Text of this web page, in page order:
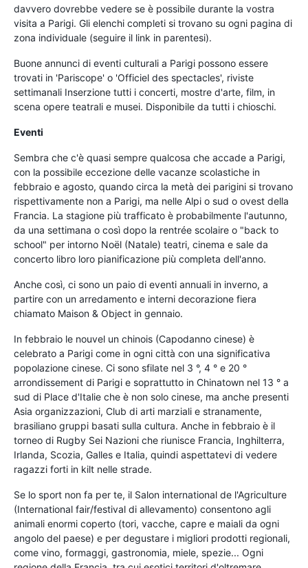
davvero dovrebbe vedere se è possibile durante la vostra
visita a Parigi. Gli elenchi completi si trovano su ogni pagina di
zona individuale (seguire il link in parentesi).
Buone annunci di eventi culturali a Parigi possono essere
trovati in 'Pariscope' o 'Officiel des spectacles', riviste
settimanali Inserzione tutti i concerti, mostre d'arte, film, in
scena opere teatrali e musei. Disponibile da tutti i chioschi.
Eventi
Sembra che c'è quasi sempre qualcosa che accade a Parigi,
con la possibile eccezione delle vacanze scolastiche in
febbraio e agosto, quando circa la metà dei parigini si trovano
rispettivamente non a Parigi, ma nelle Alpi o sud o ovest della
Francia. La stagione più trafficato è probabilmente l'autunno,
da una settimana o così dopo la rentrée scolaire o "back to
school" per intorno Noël (Natale) teatri, cinema e sale da
concerto libro loro pianificazione più completa dell'anno.
Anche così, ci sono un paio di eventi annuali in inverno, a
partire con un arredamento e interni decorazione fiera
chiamato Maison & Object in gennaio.
In febbraio le nouvel un chinois (Capodanno cinese) è
celebrato a Parigi come in ogni città con una significativa
popolazione cinese. Ci sono sfilate nel 3 °, 4 ° e 20 °
arrondissement di Parigi e soprattutto in Chinatown nel 13 ° a
sud di Place d'Italie che è non solo cinese, ma anche presenti
Asia organizzazioni, Club di arti marziali e stranamente,
brasiliano gruppi basati sulla cultura. Anche in febbraio è il
torneo di Rugby Sei Nazioni che riunisce Francia, Inghilterra,
Irlanda, Scozia, Galles e Italia, quindi aspettatevi di vedere
ragazzi forti in kilt nelle strade.
Se lo sport non fa per te, il Salon international de l'Agriculture
(International fair/festival di allevamento) consentono agli
animali enormi coperto (tori, vacche, capre e maiali da ogni
angolo del paese) e per degustare i migliori prodotti regionali,
come vino, formaggi, gastronomia, miele, spezie... Ogni